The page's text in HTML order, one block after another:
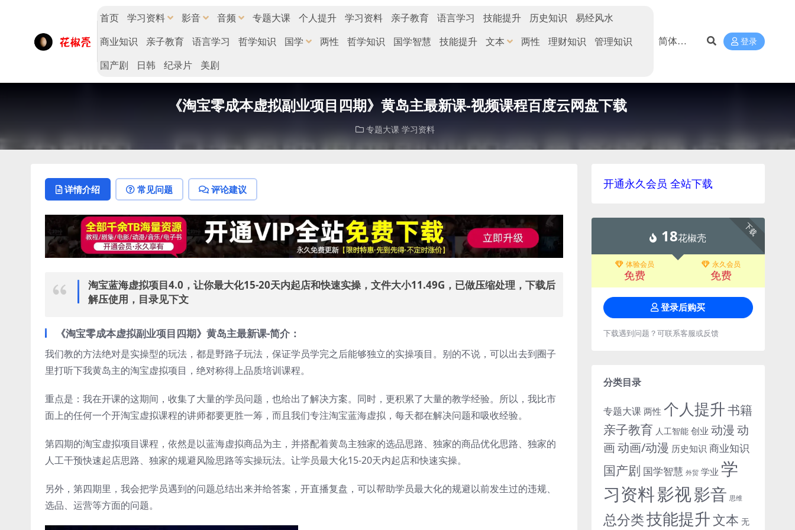
首页 学习资料 影音 音频 专题大课 个人提升 学习资料 亲子教育 语言学习 技能提升 历史知识
易经风水
商业知识
亲子教育 语言学习 哲学知识 国学 两性 哲学知识 国学智慧 技能提升 文本 两性 理财知识
管理知识
国产剧
日韩 纪录片 美剧
登录
《淘宝零成本虚拟副业项目四期》黄岛主最新课-视频课程百度云网盘下载
专题大课 学习资料
详情介绍 常见问题 评论建议
淘宝蓝海虚拟项目4.0，让你最大化15-20天内起店和快速实操，文件大小11.49G，已做压缩处理，下载后
解压使用，目录见下文
《淘宝零成本虚拟副业项目四期》黄岛主最新课-简介：
我们教的方法绝对是实操型的玩法，都是野路子玩法，保证学员学完之后能够独立的实操项目。别的不说，可以出去到圈子
里打听下我黄岛主的淘宝虚拟项目，绝对称得上品质培训课程。
重点是：我在开课的这期间，收集了大量的学员问题，也给出了解决方案。同时，更积累了大量的教学经验。所以，我比市
面上的任何一个开淘宝虚拟课程的讲师都要更胜一筹，而且我们专注淘宝蓝海虚拟，每天都在解决问题和吸收经验。
第四期的淘宝虚拟项目课程，依然是以蓝海虚拟商品为主，并搭配着黄岛主独家的选品思路、独家的商品优化思路、独家的
人工干预快速起店思路、独家的规避风险思路等实操玩法。让学员最大化15-20天内起店和快速实操。
另外，第四期里，我会把学员遇到的问题总结出来并给答案，开直播复盘，可以帮助学员最大化的规避以前发生过的违规、
选品、运营等方面的问题。
开通永久会员 全站下载
下载
18花椒壳
体验会员
免费
永久会员
免费
登录后购买
下载遇到问题？可联系客服或反馈
分类目录
专题大课 两性 个人提升书籍
亲子教育 人工智能 创业 动漫 动
画动画/动漫 历史知识 商业知识
国产剧 国学智慧 外贸 学业 学
习资料影视影音 思维
总分类技能提升文本 无